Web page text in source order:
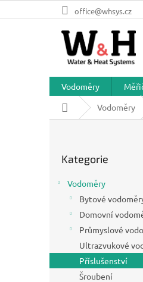
na
office@whsys.cz
Vodoměry
Domů Vodoměry
a
n
kategorie
Kategorie
Vodoměry
Bytové
Domovní
Průmyslové
Ultrazvukové
Příslušenství
Šroubení